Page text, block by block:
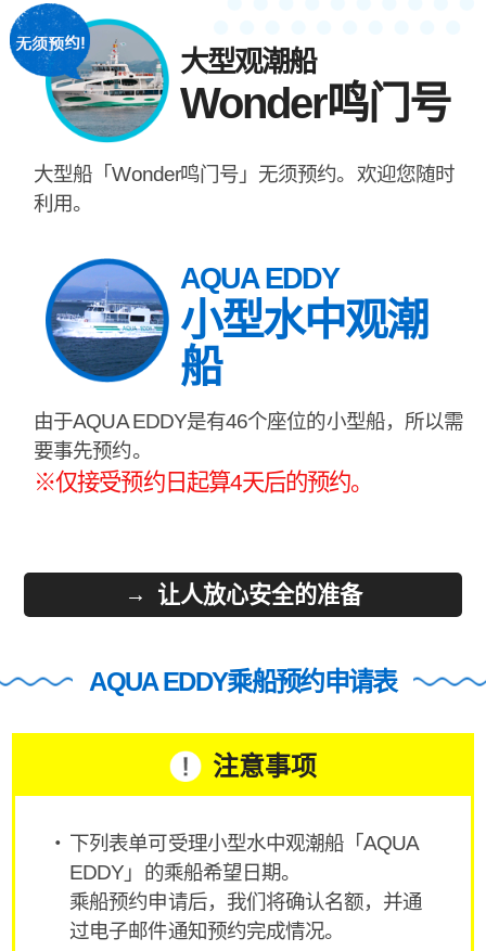
大型观潮船
Wonder鸣门号
大型船「Wonder鸣门号」无须预约。欢迎您随时
利用。
AQUA EDDY
小型水中观潮
船
由于AQUA EDDY是有46个座位的小型船，所以需
要事先预约。
※仅接受预约日起算4天后的预约。
让人放心安全的准备
AQUA EDDY乘船预约申请表
注意事项
下列表单可受理小型水中观潮船「AQUA
EDDY」的乘船希望日期。
乘船预约申请后，我们将确认名额，并通
过电子邮件通知预约完成情况。